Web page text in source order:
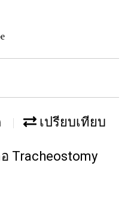
เปรียบเทียบ
Tracheostomy